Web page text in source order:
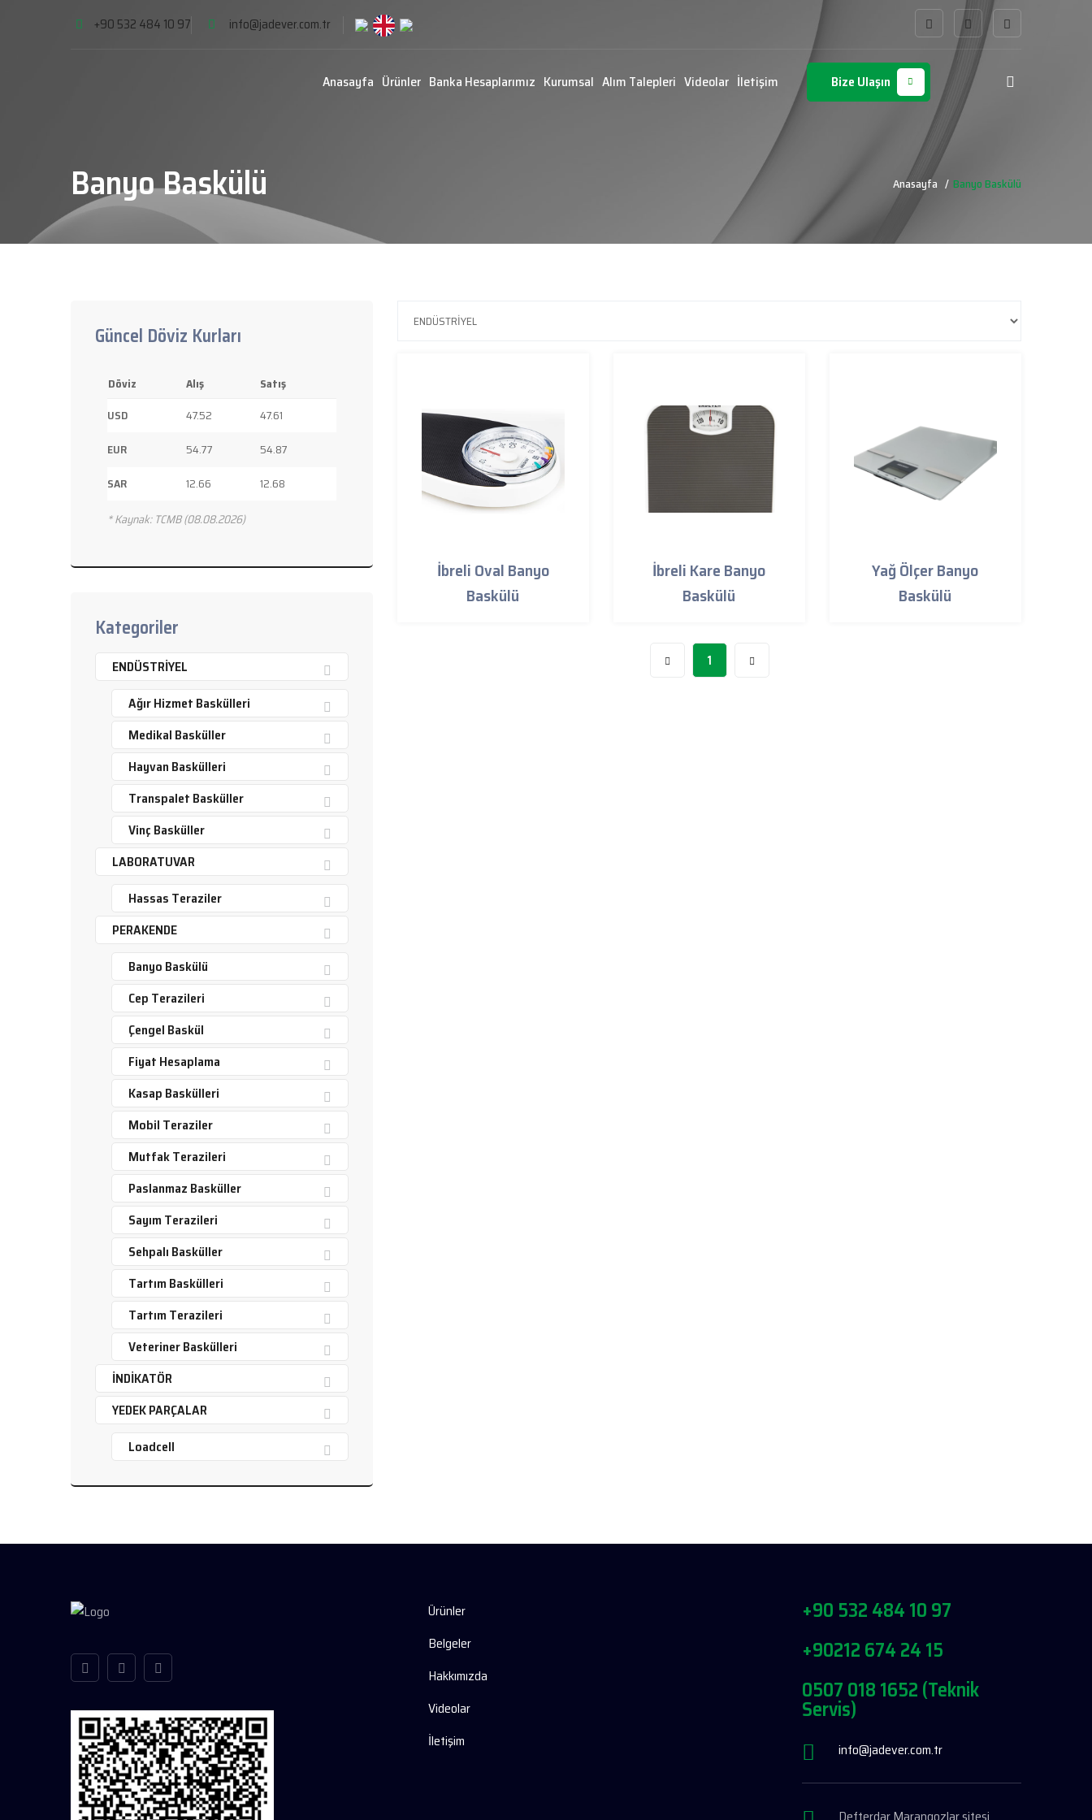
+90 532 484 10 97 info@jadever.com.tr
Anasayfa Ürünler Banka Hesaplarımız Kurumsal Alım Talepleri Videolar İletişim Bize Ulaşın
Banyo Baskülü Anasayfa Banyo Baskülü
Güncel Döviz Kurları
Döviz Alış
Satış
USD
47.52
47.61
EUR
54.77
54.87
SAR
12.66
12.68
* Kaynak: TCMB (08.08.2026)
Kategoriler
ENDÜSTRİYEL
Ağır Hizmet Baskülleri
Medikal Basküller
Hayvan Baskülleri
Transpalet Basküller
Vinç Basküller
LABORATUVAR
Hassas Teraziler
PERAKENDE
Banyo Baskülü
Cep Terazileri
Çengel Baskül
Fiyat Hesaplama
Kasap Baskülleri
Mobil Teraziler
Mutfak Terazileri
Paslanmaz Basküller
Sayım Terazileri
Sehpalı Basküller
Tartım Baskülleri
Tartım Terazileri
Veteriner Baskülleri
İNDİKATÖR
YEDEK PARÇALAR
Loadcell
İbreli Oval Banyo
Baskülü
İbreli Kare Banyo
Baskülü
Yağ Ölçer Banyo
Baskülü
1
Ürünler
Belgeler
Hakkımızda
Videolar
İletişim
+90 532 484 10 97
+90212 674 24 15
0507 018 1652 (Teknik
Servis)
info@jadever.com.tr